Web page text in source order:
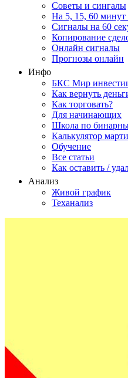
Советы и сингалы
На 5, 15, 60
Сигналы на 60
Копирование
Онлайн сигналы
Прогнозы онлайн
Инфо
БКС Мир
Как вернуть
Как торговать?
Для начинающих
Школа по
Калькулятор
Обучение
Все статьи
Как оставить /
Анализ
Живой график
Теханализ